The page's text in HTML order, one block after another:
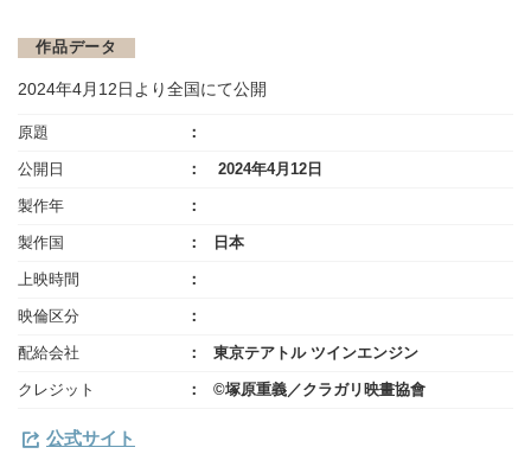
作品データ
2024年4月12日より全国にて公開
原題
公開日 2024年4月12日
製作年
製作国 日本
上映時間
映倫区分
配給会社 東京テアトル ツインエンジン
クレジット ©塚原重義／クラガリ映畫協會
公式サイト